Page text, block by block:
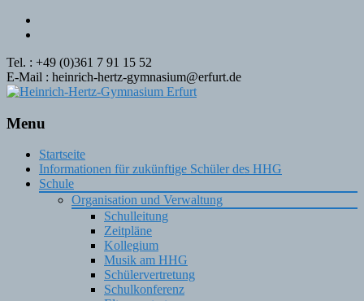
Tel. : +49 (0)361 7 91 15 52
E-Mail : heinrich-hertz-gymnasium@erfurt.de
Menu
Skip
content
Startseite
Informationen für zukünftige Schüler des HHG
Schule
Organisation und Verwaltung
Schulleitung
Zeitpläne
Kollegium
Musik am HHG
Schülervertretung
Schulkonferenz